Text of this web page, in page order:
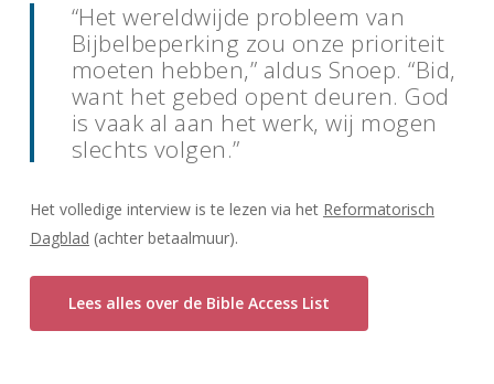
“Het wereldwijde probleem van
Bijbelbeperking zou onze prioriteit
moeten hebben,” aldus Snoep. “Bid,
want het gebed opent deuren. God
is vaak al aan het werk, wij mogen
slechts volgen.”
Het volledige interview is te lezen via het Reformatorisch
Dagblad (achter betaalmuur).
Lees alles over de Bible Access List